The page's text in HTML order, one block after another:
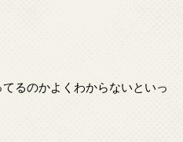
るのかよくわからないといっ